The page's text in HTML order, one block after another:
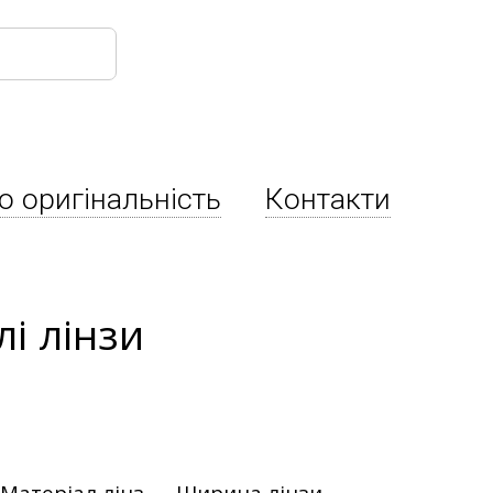
оригінальність
Контакти
лінзи